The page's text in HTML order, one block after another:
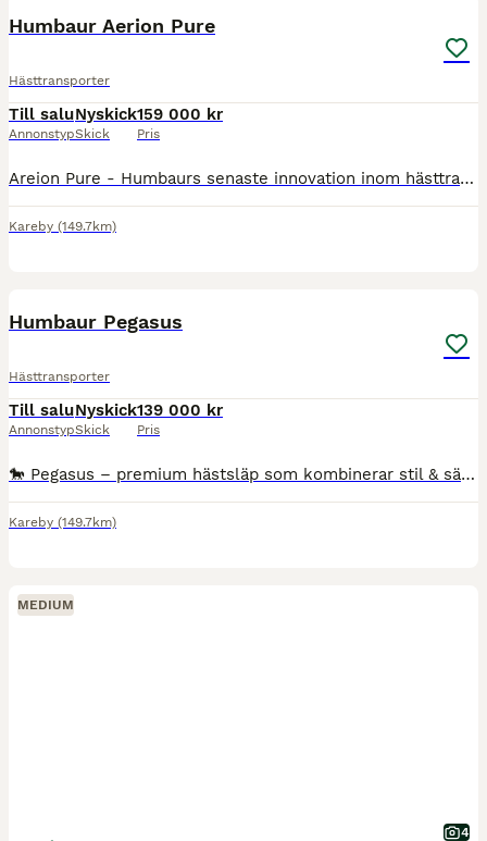
Humbaur Aerion Pure
Hästtransporter
Till salu
Annonstyp
Nyskick
Skick
159 000 kr
Pris
Areion Pure - Humbaurs senaste innovation inom hästtransporter Humbaur Areion Pure är en futuristisk hästtransport med nya innovationer på marknaden. Med ledbelysning som är placerad längst med långs
Kareby (149.7km)
Humbaur Pegasus
Hästtransporter
Till salu
Annonstyp
Nyskick
Skick
139 000 kr
Pris
🐎 Pegasus – premium hästsläp som kombinerar stil & säkerhet ✔ Generös takhöjd (237 cm) – perfekt även för stora hästar ✔ Elegant design som sticker ut på stallet ✔ Stabil aluminiumkonstruktion – sta
Kareby (149.7km)
MEDIUM
4